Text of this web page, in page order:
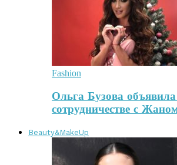
Fashion
Ольга Бузова
сотрудничестве с
Beauty&MakeUp